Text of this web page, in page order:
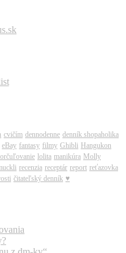
cvičím dennodenne denník shopaholika
eBay fantasy filmy Ghibli Hangukon
lolita manikúra Molly
recenzia receptár report reťazovka
čitateľský denník ♥